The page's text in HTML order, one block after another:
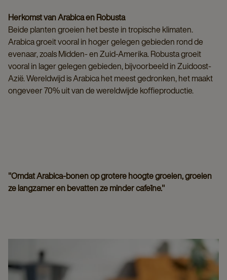
Herkomst van Arabica en Robusta
Beide planten groeien het beste in tropische klimaten.
Arabica groeit vooral in hoger gelegen gebieden rond de
evenaar, zoals Midden- en Zuid-Amerika. Robusta groeit
vooral in lager gelegen gebieden, bijvoorbeeld in Zuidoost-
Azië. Wereldwijd is Arabica het meest gedronken, het maakt
ongeveer 70% uit van de wereldwijde koffieproductie.
"Omdat Arabica-bonen op grotere hoogte groeien, groeien
ze langzamer en bevatten ze minder cafeïne."